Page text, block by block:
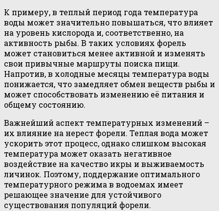
К примеру, в теплый период года температура
воды может значительно повышаться, что влияет
на уровень кислорода и, соответственно, на
активность рыбы. В таких условиях форель
может становиться менее активной и изменять
свои привычные маршруты поиска пищи.
Напротив, в холодные месяцы температура воды
понижается, что замедляет обмен веществ рыбы и
может способствовать изменению её питания и
общему состоянию.
Важнейший аспект температурных изменений –
их влияние на нерест форели. Теплая вода может
ускорить этот процесс, однако слишком высокая
температура может оказать негативное
воздействие на качество икры и выживаемость
личинок. Поэтому, поддержание оптимального
температурного режима в водоемах имеет
решающее значение для устойчивого
существования популяций форели.